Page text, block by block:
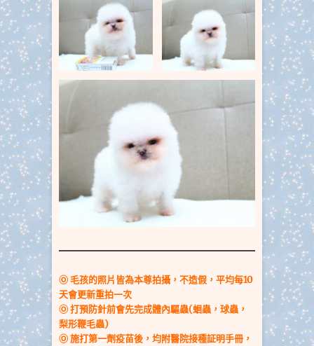
Ⓞ 毛孩的照片皆為本尊拍攝，不造假，平均每10
天會更新重拍一次
Ⓞ打預防針前會先完成體內驅蟲(蛔蟲，球蟲，
梨形鞭毛蟲)
Ⓞ 施打第一劑疫苗後，均附醫院接種証明手冊 ，